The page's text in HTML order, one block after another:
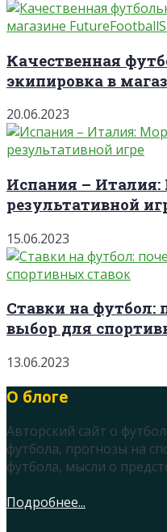
Качественная
экипировка в
20.06.2023
Испания – Италия:
результативной
15.06.2023
Ставки на
выбор для
13.06.2023
О блоге
Авторский сайт о
футбола, прогнозы на
футбола, мысли о
Подробнее...